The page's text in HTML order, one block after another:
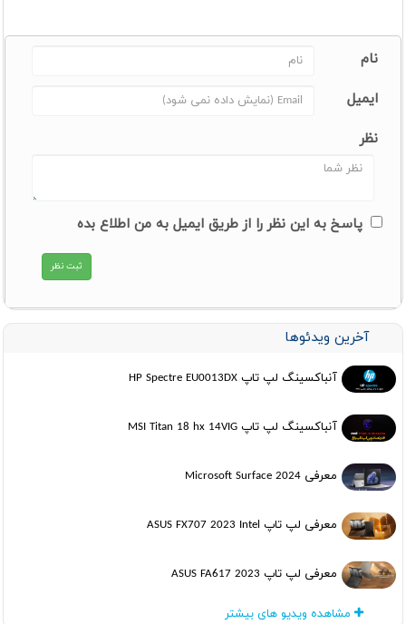
نام
ایمیل
نظر
پاسخ به این نظر را از طریق ایمیل به من اطلاع بده
آخرین ویدئوها
آنباکسینگ لپ تاپ HP Spectre EU0013DX
آنباکسینگ لپ تاپ MSI Titan 18 hx 14VIG
معرفی Microsoft Surface 2024
معرفی لپ تاپ ASUS FX707 2023 Intel
معرفی لپ تاپ ASUS FA617 2023
مشاهده ویدیو های بیشتر